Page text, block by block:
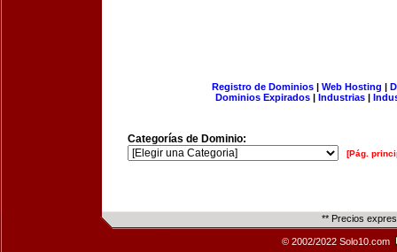
Registro de Dominios| Web Hosting |
Dominios Expirados | Industrias |
Categorías de Dominio:
[Pág.
** Precios
© 2002/2022 Solo10.com